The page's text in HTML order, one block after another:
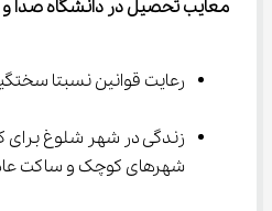
معایب تحصیل در دانشگاه صدا
رعایت قوانین نسبتا
زندگی در شهر شلوغ برای
شهرهای کوچک و ساکت